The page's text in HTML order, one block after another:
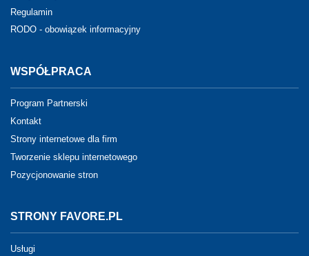
Regulamin
RODO - obowiązek informacyjny
WSPÓŁPRACA
Program Partnerski
Kontakt
Strony internetowe dla firm
Tworzenie sklepu internetowego
Pozycjonowanie stron
STRONY FAVORE.PL
Usługi